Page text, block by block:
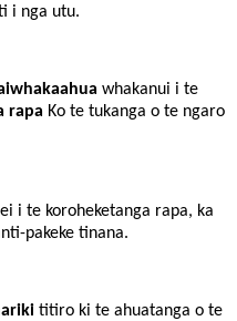
i nga utu.
whakanui i te
rapa Ko te tukanga o te ngaro
i te koroheketanga rapa, ka
pakeke tinana.
titiro ki te ahuatanga o te